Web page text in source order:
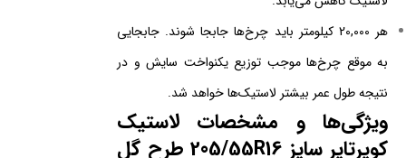
هر 20,000 کیلومتر باید چرخ‌ها جابجا شوند. جابجایی
به موقع چرخ‌ها موجب توزیع یکنواخت سایش و در
نتیجه طول عمر بیشتر لاستیک‌ها خواهد شد.
ویژگی‌ها و مشخصات لاستیک
کویرتایر سایز 205/55R16 طرح گل